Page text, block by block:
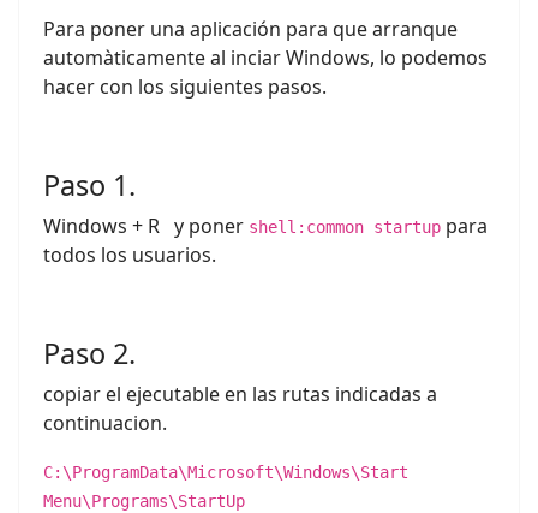
Para poner una aplicación para que arranque
automàticamente al inciar Windows, lo podemos
hacer con los siguientes pasos.
Paso 1.
Windows + R y poner shell:common startup para
todos los usuarios.
Paso 2.
copiar el ejecutable en las rutas indicadas a
continuacion.
C:\ProgramData\Microsoft\Windows\Start
Menu\Programs\StartUp